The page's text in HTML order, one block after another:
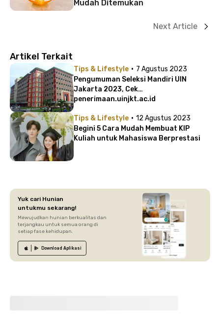
Mudah Ditemukan
Next Article
Artikel Terkait
Tips & Lifestyle · 7 Agustus 2023
Pengumuman Seleksi Mandiri UIN
Jakarta 2023, Cek
penerimaan.uinjkt.ac.id
Tips & Lifestyle · 12 Agustus 2023
Begini 5 Cara Mudah Membuat KIP
Kuliah untuk Mahasiswa Berprestasi
Yuk cari Hunian
untukmu sekarang!
Mewujudkan hunian berkualitas dan
terjangkau untuk semua orang di
setiap fase kehidupan.
Download Aplikasi